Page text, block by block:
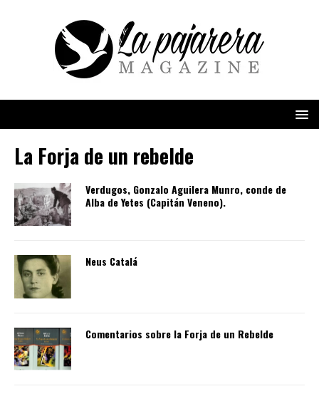
La Forja de un rebelde
Verdugos, Gonzalo Aguilera Munro, conde de
Alba de Yetes (Capitán Veneno).
Neus Catalá
Comentarios sobre la Forja de un Rebelde